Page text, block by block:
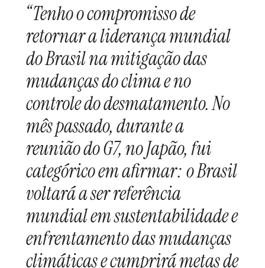
“Tenho o compromisso de
retornar a liderança mundial
do Brasil na mitigação das
mudanças do clima e no
controle do desmatamento. No
mês passado, durante a
reunião do G7, no Japão, fui
categórico em afirmar: o Brasil
voltará a ser referência
mundial em sustentabilidade e
enfrentamento das mudanças
climáticas e cumprirá metas de